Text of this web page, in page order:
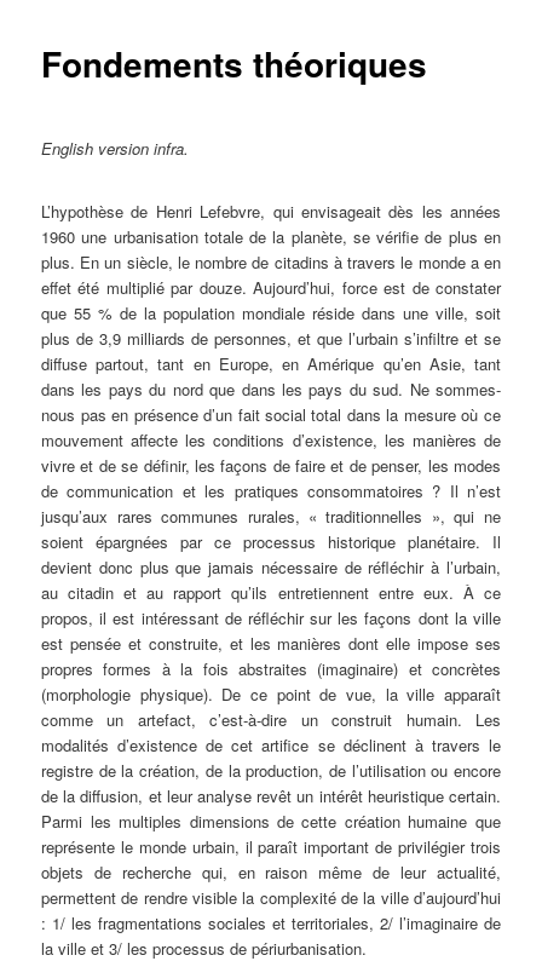
Fondements théoriques
English version infra.
L’hypothèse de Henri Lefebvre, qui envisageait dès les années
1960 une urbanisation totale de la planète, se vérifie de plus en
plus. En un siècle, le nombre de citadins à travers le monde a en
effet été multiplié par douze. Aujourd’hui, force est de constater
que 55 % de la population mondiale réside dans une ville, soit
plus de 3,9 milliards de personnes, et que l’urbain s’infiltre et se
diffuse partout, tant en Europe, en Amérique qu’en Asie, tant
dans les pays du nord que dans les pays du sud. Ne sommes-
nous pas en présence d’un fait social total dans la mesure où ce
mouvement affecte les conditions d’existence, les manières de
vivre et de se définir, les façons de faire et de penser, les modes
de communication et les pratiques consommatoires ? Il n’est
jusqu’aux rares communes rurales, « traditionnelles », qui ne
soient épargnées par ce processus historique planétaire. Il
devient donc plus que jamais nécessaire de réfléchir à l’urbain,
au citadin et au rapport qu’ils entretiennent entre eux. À ce
propos, il est intéressant de réfléchir sur les façons dont la ville
est pensée et construite, et les manières dont elle impose ses
propres formes à la fois abstraites (imaginaire) et concrètes
(morphologie physique). De ce point de vue, la ville apparaît
comme un artefact, c’est-à-dire un construit humain. Les
modalités d’existence de cet artifice se déclinent à travers le
registre de la création, de la production, de l’utilisation ou encore
de la diffusion, et leur analyse revêt un intérêt heuristique certain.
Parmi les multiples dimensions de cette création humaine que
représente le monde urbain, il paraît important de privilégier trois
objets de recherche qui, en raison même de leur actualité,
permettent de rendre visible la complexité de la ville d’aujourd’hui
: 1/ les fragmentations sociales et territoriales, 2/ l’imaginaire de
la ville et 3/ les processus de périurbanisation.